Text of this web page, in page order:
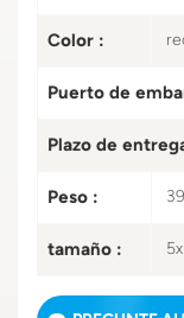
Color :
Puerto de
Plazo de
Peso :
tamaño :